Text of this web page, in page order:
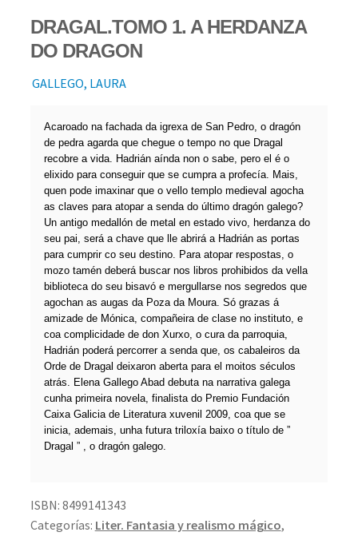
DRAGAL.TOMO 1. A HERDANZA
DO DRAGON
GALLEGO, LAURA
Acaroado na fachada da igrexa de San Pedro, o dragón
de pedra agarda que chegue o tempo no que Dragal
recobre a vida. Hadrián aínda non o sabe, pero el é o
elixido para conseguir que se cumpra a profecía. Mais,
quen pode imaxinar que o vello templo medieval agocha
as claves para atopar a senda do último dragón galego?
Un antigo medallón de metal en estado vivo, herdanza do
seu pai, será a chave que lle abrirá a Hadrián as portas
para cumprir co seu destino. Para atopar respostas, o
mozo tamén deberá buscar nos libros prohibidos da vella
biblioteca do seu bisavó e mergullarse nos segredos que
agochan as augas da Poza da Moura. Só grazas á
amizade de Mónica, compañeira de clase no instituto, e
coa complicidade de don Xurxo, o cura da parroquia,
Hadrián poderá percorrer a senda que, os cabaleiros da
Orde de Dragal deixaron aberta para el moitos séculos
atrás. Elena Gallego Abad debuta na narrativa galega
cunha primeira novela, finalista do Premio Fundación
Caixa Galicia de Literatura xuvenil 2009, coa que se
inicia, ademais, unha futura triloxía baixo o título de ”
Dragal ” , o dragón galego.
ISBN: 8499141343
Categorías: Liter. Fantasia y realismo mágico,